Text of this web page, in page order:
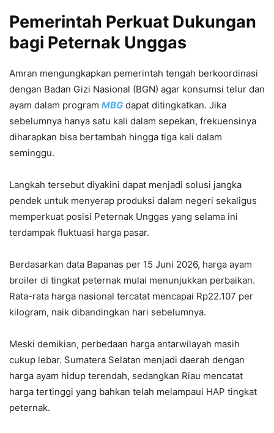
Pemerintah Perkuat Dukungan
bagi Peternak Unggas
Amran mengungkapkan pemerintah tengah berkoordinasi
dengan Badan Gizi Nasional (BGN) agar konsumsi telur dan
ayam dalam program MBG dapat ditingkatkan. Jika
sebelumnya hanya satu kali dalam sepekan, frekuensinya
diharapkan bisa bertambah hingga tiga kali dalam
seminggu.
Langkah tersebut diyakini dapat menjadi solusi jangka
pendek untuk menyerap produksi dalam negeri sekaligus
memperkuat posisi Peternak Unggas yang selama ini
terdampak fluktuasi harga pasar.
Berdasarkan data Bapanas per 15 Juni 2026, harga ayam
broiler di tingkat peternak mulai menunjukkan perbaikan.
Rata-rata harga nasional tercatat mencapai Rp22.107 per
kilogram, naik dibandingkan hari sebelumnya.
Meski demikian, perbedaan harga antarwilayah masih
cukup lebar. Sumatera Selatan menjadi daerah dengan
harga ayam hidup terendah, sedangkan Riau mencatat
harga tertinggi yang bahkan telah melampaui HAP tingkat
peternak.